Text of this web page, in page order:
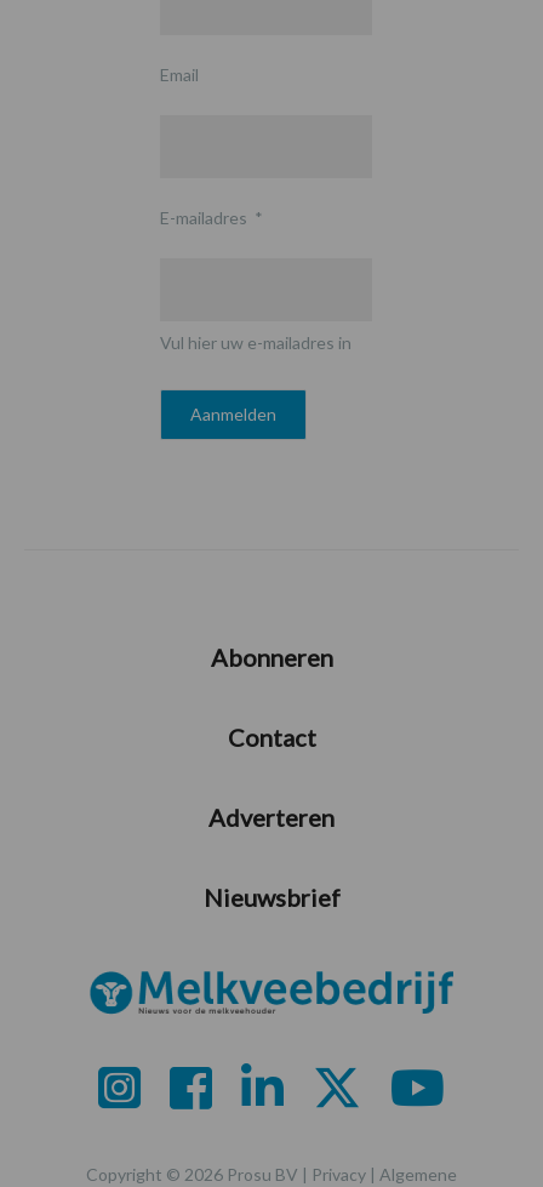
Email
E-mailadres *
Vul hier uw e-mailadres in
Abonneren
Contact
Adverteren
Nieuwsbrief
Copyright © 2026 Prosu BV | Privacy | Algemene